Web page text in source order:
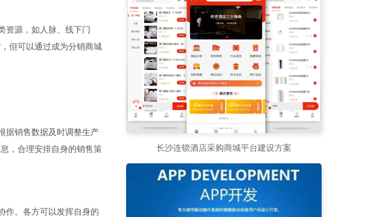
资源，如人脉、线下门
但可以通过成为分销商城
据销售数据及时调整生产
，合理安排自身的销售策
作。各方可以发挥自身的
长沙连锁酒店采购商城平台建设方案